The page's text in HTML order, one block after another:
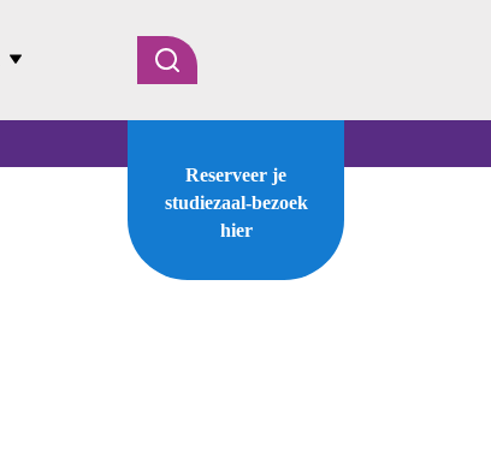
Reserveer je
studiezaal-bezoek
hier